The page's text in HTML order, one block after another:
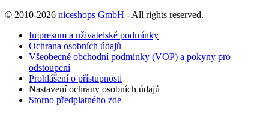
© 2010-2026 niceshops GmbH - All rights reserved.
Impresum a uživatelské podmínky
Ochrana osobních údajů
Všeobecné obchodní podmínky (VOP) a pokyny pro
odstoupení
Prohlášení o přístupnosti
Nastavení ochrany osobních údajů
Storno předplatného zde